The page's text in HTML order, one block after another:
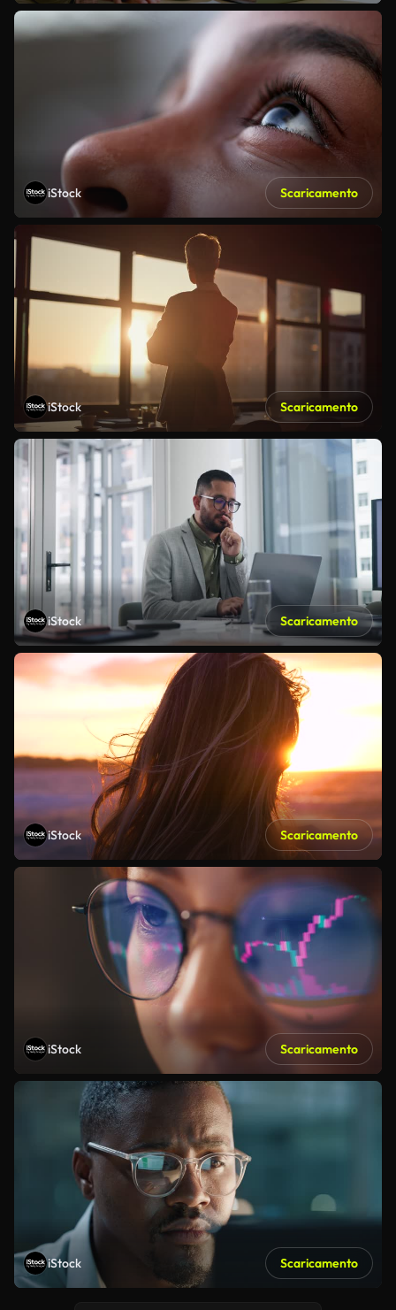
iStock Scaricamento
iStock Scaricamento
iStock Scaricamento
iStock Scaricamento
iStock Scaricamento
iStock Scaricamento